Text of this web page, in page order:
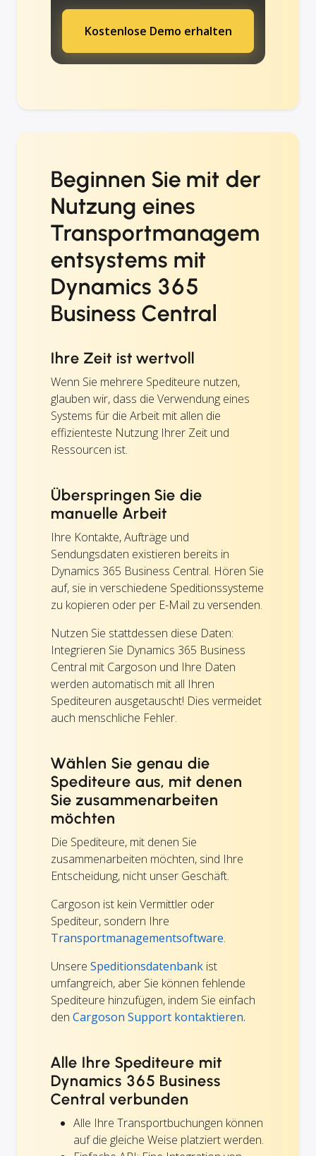
Kostenlose Demo erhalten
Beginnen Sie mit der
Nutzung eines
Transportmanagem
entsystems mit
Dynamics 365
Business Central
Ihre Zeit ist wertvoll
Wenn Sie mehrere Spediteure nutzen,
glauben wir, dass die Verwendung eines
Systems für die Arbeit mit allen die
effizienteste Nutzung Ihrer Zeit und
Ressourcen ist.
Überspringen Sie die
manuelle Arbeit
Ihre Kontakte, Aufträge und
Sendungsdaten existieren bereits in
Dynamics 365 Business Central. Hören Sie
auf, sie in verschiedene Speditionssysteme
zu kopieren oder per E-Mail zu versenden.
Nutzen Sie stattdessen diese Daten:
Integrieren Sie Dynamics 365 Business
Central mit Cargoson und Ihre Daten
werden automatisch mit all Ihren
Spediteuren ausgetauscht! Dies vermeidet
auch menschliche Fehler.
Wählen Sie genau die
Spediteure aus, mit denen
Sie zusammenarbeiten
möchten
Die Spediteure, mit denen Sie
zusammenarbeiten möchten, sind Ihre
Entscheidung, nicht unser Geschäft.
Cargoson ist kein Vermittler oder
Spediteur, sondern Ihre
Transportmanagementsoftware.
Unsere Speditionsdatenbank ist
umfangreich, aber Sie können fehlende
Spediteure hinzufügen, indem Sie einfach
den Cargoson Support kontaktieren.
Alle Ihre Spediteure mit
Dynamics 365 Business
Central verbunden
Alle Ihre Transportbuchungen können
auf die gleiche Weise platziert werden.